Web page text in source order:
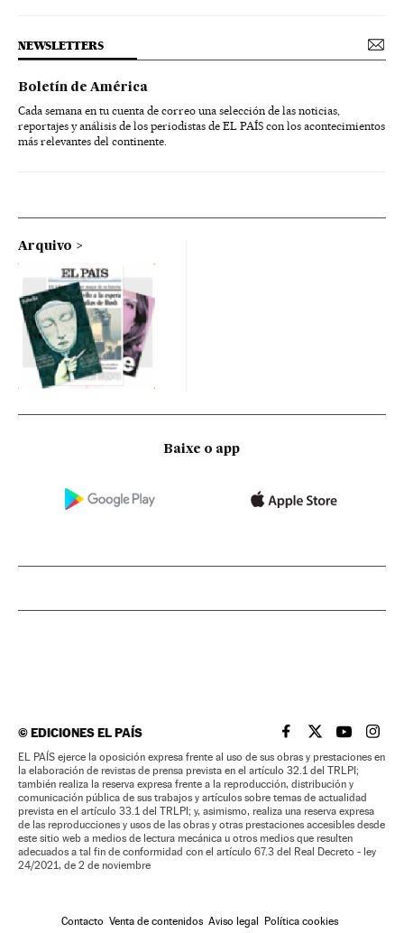
NEWSLETTERS
Boletín de América
Cada semana en tu cuenta de correo una selección de las noticias,
reportajes y análisis de los periodistas de EL PAÍS con los acontecimientos
más relevantes del continente.
Arquivo
Baixe o app
©EDICIONES EL PAÍS EL PAÍS BRASIL EN
EL PAÍSEL PAÍS
EL
EL PAÍS ejerce la oposición expresa frente al uso de sus obras y prestaciones en
la elaboración de revistas de prensa prevista en el artículo 32.1 del TRLPI;
también realiza la reserva expresa frente a la reproducción, distribución y
comunicación pública de sus trabajos y artículos sobre temas de actualidad
prevista en el artículo 33.1 del TRLPI; y, asimismo, realiza una reserva expresa
de las reproducciones y usos de las obras y otras prestaciones accesibles desde
este sitio web a medios de lectura mecánica u otros medios que resulten
adecuados a tal fin de conformidad con el artículo 67.3 del Real Decreto - ley
24/2021, de 2 de noviembre
Contacto Venta de contenidos Aviso legal Política cookies